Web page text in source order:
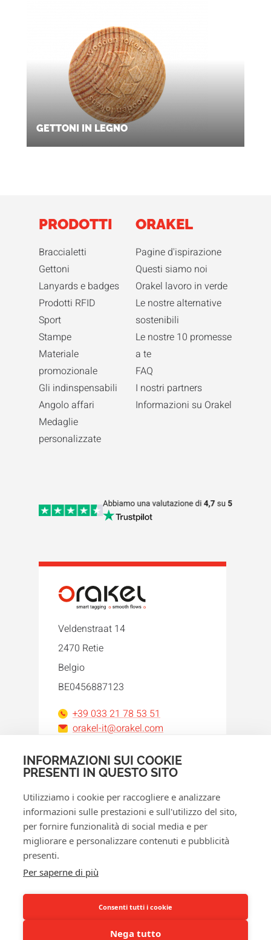
INFORMAZIONI SUI COOKIE
PRESENTI IN QUESTO SITO
Utilizziamo i cookie per raccogliere e analizzare
informazioni sulle prestazioni e sull'utilizzo del sito,
per fornire funzionalità di social media e per
migliorare e personalizzare contenuti e pubblicità
presenti.
Per saperne di più
Consenti tutti i cookie
Nega tutto
GETTONI IN LEGNO
PRODOTTI
Braccialetti
Gettoni
Lanyards e badges
Prodotti RFID
Sport
Stampe
Materiale
promozionale
Gli indinspensabili
Angolo affari
Medaglie
personalizzate
ORAKEL
Pagine d'ispirazione
Questi siamo noi
Orakel lavoro in verde
Le nostre alternative
sostenibili
Le nostre 10 promesse
a te
FAQ
I nostri partners
Informazioni su Orakel
Veldenstraat 14
2470 Retie
Belgio
BE0456887123
+39 033 21 78 53 51
orakel-it@orakel.com
Facebook
Instagram
LinkedInWhatsApp
YouTube
Politica cookie
Diritto di recesso